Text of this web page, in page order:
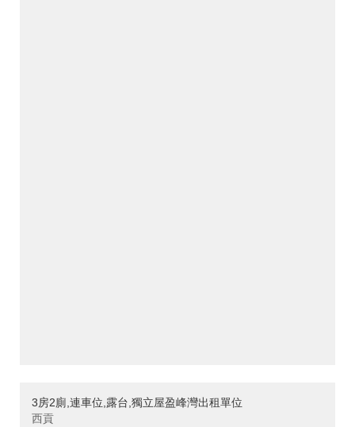
3房2廁,連車位,露台,獨立屋盈峰灣出租單位
西貢